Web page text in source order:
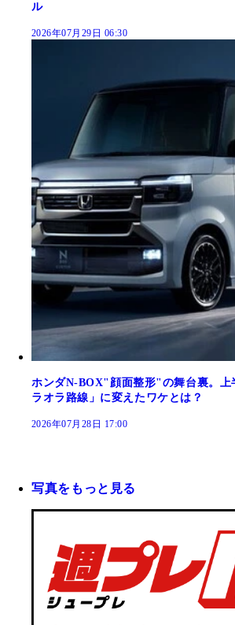
ル
2026年07月29日 06:30
ホンダN-BOX"顔面整形"の舞台裏。上
ラオラ路線」に変えたワケとは？
2026年07月28日 17:00
写真をもっと見る